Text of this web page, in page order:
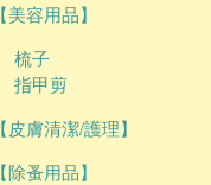
【美容用品】
梳子
指甲剪
【皮膚清潔/護理】
【除蚤用品】